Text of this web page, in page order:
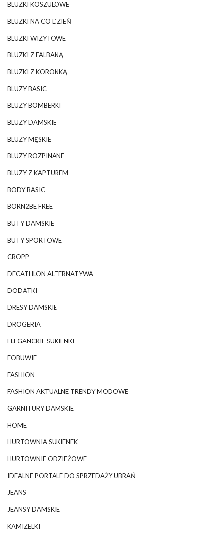
BLUZKI KOSZULOWE
BLUZKI NA CO DZIEŃ
BLUZKI WIZYTOWE
BLUZKI Z FALBANĄ
BLUZKI Z KORONKĄ
BLUZY BASIC
BLUZY BOMBERKI
BLUZY DAMSKIE
BLUZY MĘSKIE
BLUZY ROZPINANE
BLUZY Z KAPTUREM
BODY BASIC
BORN2BE FREE
BUTY DAMSKIE
BUTY SPORTOWE
CROPP
DECATHLON ALTERNATYWA
DODATKI
DRESY DAMSKIE
DROGERIA
ELEGANCKIE SUKIENKI
EOBUWIE
FASHION
FASHION AKTUALNE TRENDY MODOWE
GARNITURY DAMSKIE
HOME
HURTOWNIA SUKIENEK
HURTOWNIE ODZIEŻOWE
IDEALNE PORTALE DO SPRZEDAŻY UBRAŃ
JEANS
JEANSY DAMSKIE
KAMIZELKI